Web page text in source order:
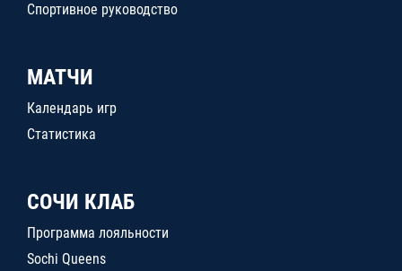
Спортивное руководство
МАТЧИ
Календарь игр
Статистика
СОЧИ КЛАБ
Программа лояльности
Sochi Queens